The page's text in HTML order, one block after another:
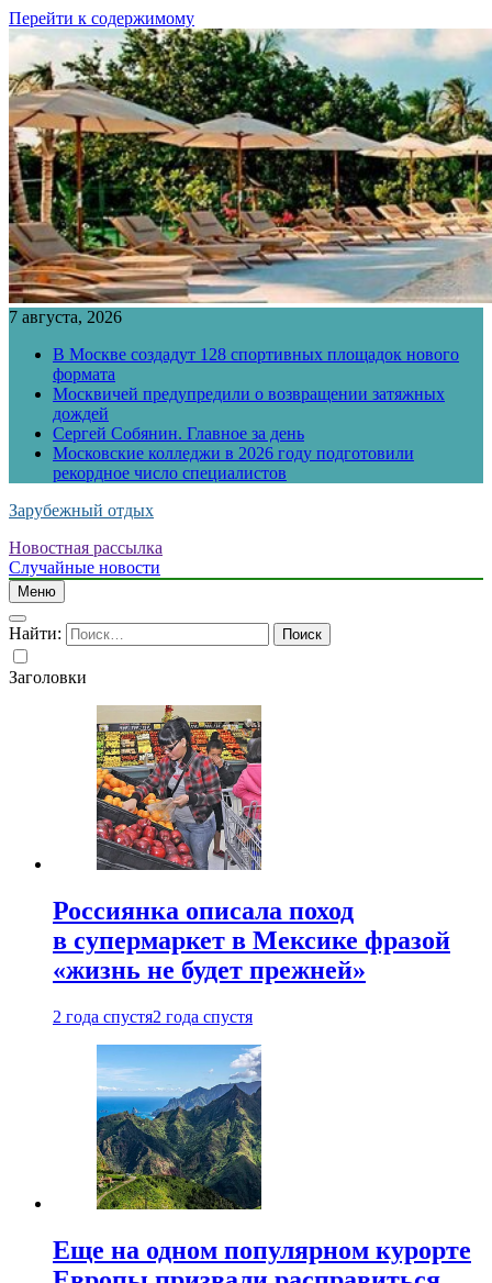
Перейти к содержимому
7 августа, 2026
В Москве создадут 128 спортивных площадок нового
формата
Москвичей предупредили о возвращении затяжных
дождей
Сергей Собянин. Главное за день
Московские колледжи в 2026 году подготовили
рекордное число специалистов
Зарубежный отдых
Новостная рассылка
Случайные новости
Меню
Найти:
Заголовки
Россиянка описала поход
в супермаркет в Мексике фразой
«жизнь не будет прежней»
2 года спустя2 года спустя
Еще на одном популярном курорте